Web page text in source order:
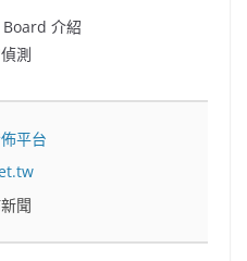
Board 介紹
測
平台
聞